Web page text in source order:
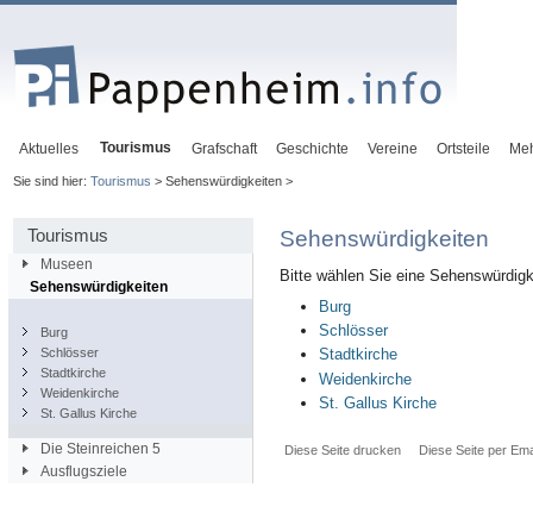
Aktuelles Tourismus Grafschaft Geschichte Vereine Ortsteile
Sie sind hier: Tourismus > Sehenswürdigkeiten >
Tourismus
Museen
Sehenswürdigkeiten
Burg
Schlösser
Stadtkirche
Weidenkirche
St. Gallus Kirche
Die Steinreichen 5
Ausflugsziele
Sehenswürdigkeiten
Bitte wählen Sie eine
Burg
Schlösser
Stadtkirche
Weidenkirche
St. Gallus Kirche
Diese Seite drucken Diese Seite per